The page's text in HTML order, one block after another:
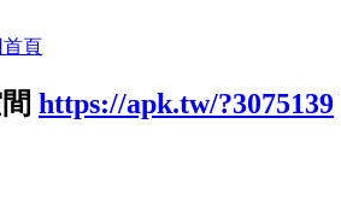
頁
https://apk.tw/?3075139